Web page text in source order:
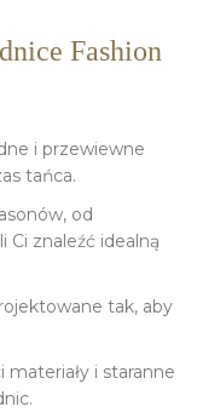
Fashion
i przewiewne
tańca.
od
Ci znaleźć idealną
tak, aby
materiały i staranne